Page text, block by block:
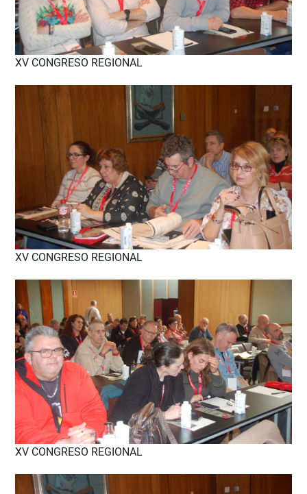
XV CONGRESO REGIONAL
XV CONGRESO REGIONAL
XV CONGRESO REGIONAL